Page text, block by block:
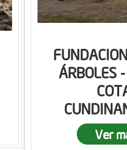
ÁRBOLES
Ver